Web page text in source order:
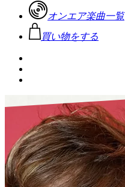
オンエア楽曲一覧
買い物をする